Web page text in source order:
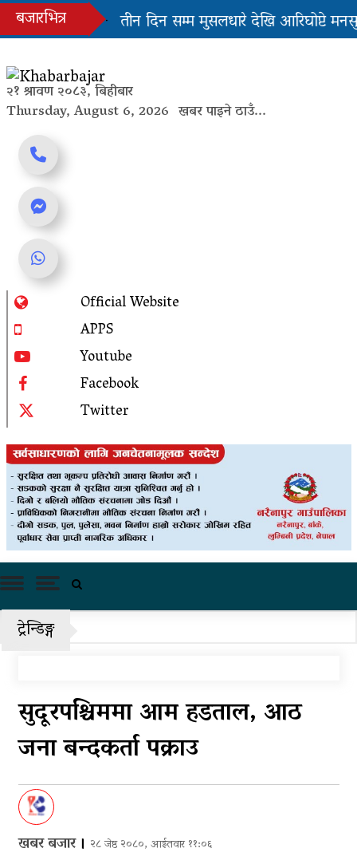
Skip
content
बजारभित्र
हुन्छ’
तीन दिन सम्म मुसलधारे देखि आरिघोप्टे
२१ श्रावण २०८३, बिहीबार
Thursday, August 6, 2026 खबर पाइने ठाउँ...
Online News Portal
Official Website
APPS
Youtube
Facebook
Twitter
Trending Now
सहज हुन्छ’
तीन दिन सम्म मुसलधारे देखि आरिघोप्टे मनसुन, सतर्क
काँग्रेस केन्द्रीय समितिको बैठक साउन २४ गते बस्ने
राष्ट्रिय भेलाका लागि काँग्रेस संस्थापन इतरको ५५१
सदस्यीय मूल आयोजक समिति
प्रतिनिधि नआउने
पुन: एमाले-नेकपा सहकार्यमा, प्रदेशको भागबण्डा
यस्तो छ…
सर्लाहीका प्रमुख र अधिकृत पक्राउ
घाइते
ट्रेन्डिङ्ग
सुदूरपश्चिममा आम हडताल, आठ
जना बन्दकर्ता पक्राउ
खबर बजार। २८ जेष्ठ २०८०, आईतवार ११:०६